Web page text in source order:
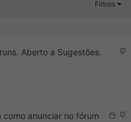
Filtros
F
Aberto a Sugestões.
T
F
como anunciar no fórum